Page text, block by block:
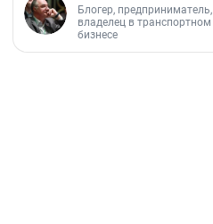
Блогер, предприниматель,
владелец в транспортном
бизнесе